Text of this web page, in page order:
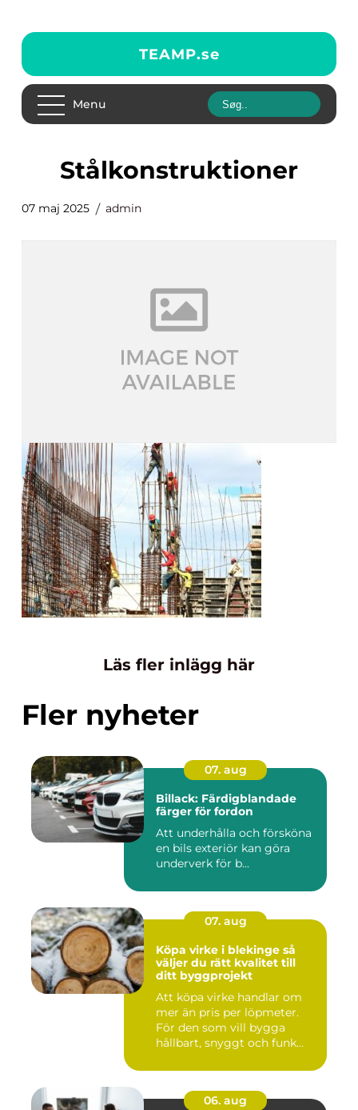
TEAMP.se
Menu
stålkonstruktioner
07 maj 2025 admin
Läs fler inlägg här
Fler nyheter
07. aug
Billack: Färdigblandade
färger för fordon
Att underhålla och försköna
en bils exteriör kan göra
underverk för b...
07. aug
Köpa virke i blekinge så
väljer du rätt kvalitet till
ditt byggprojekt
Att köpa virke handlar om
mer än pris per löpmeter.
För den som vill bygga
hållbart, snyggt och funk...
06. aug